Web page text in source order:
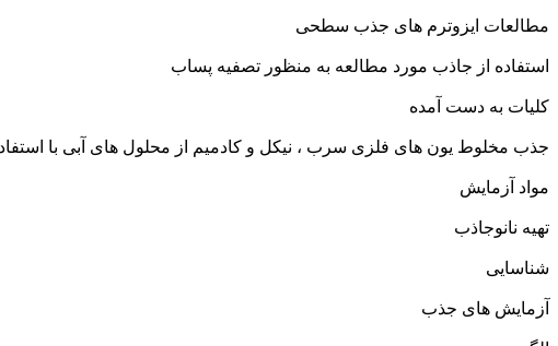
مطالعات ایزوترم های جذب سطحی
استفاده از جاذب مورد مطالعه به منظور تصفیه پساب
کلیات به دست آمده
جذب مخلوط یون های فلزی سرب ، نیکل و کادمیم از محلول های آبی با
مواد آزمایش
تهیه نانوجاذب
شناسایی
آزمایش های جذب